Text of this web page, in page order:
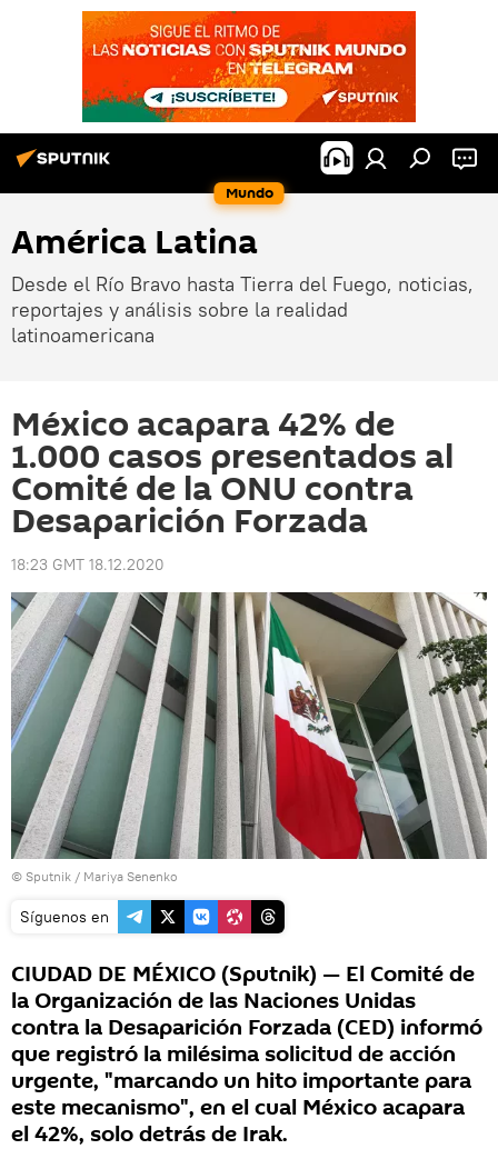
Mundo
América Latina
Desde el Río Bravo hasta Tierra del Fuego, noticias,
reportajes y análisis sobre la realidad
latinoamericana
México acapara 42% de
1.000 casos presentados al
Comité de la ONU contra
Desaparición Forzada
18:23 GMT 18.12.2020
© Sputnik / Mariya Senenko
Síguenos en
CIUDAD DE MÉXICO (Sputnik) — El Comité de
la Organización de las Naciones Unidas
contra la Desaparición Forzada (CED) informó
que registró la milésima solicitud de acción
urgente, "marcando un hito importante para
este mecanismo", en el cual México acapara
el 42%, solo detrás de Irak.